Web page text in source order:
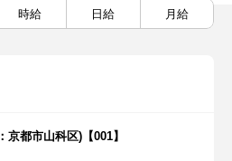
時給 日給 月給
都市山科区)【001】